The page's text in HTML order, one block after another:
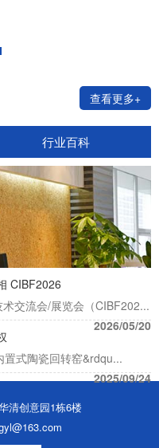
查看更多+
行业百科
CIBF2026
交流会/展览会（CIBF202...
2026/05/20
置式陶瓷回转窑&rdqu...
2025/09/24
清创意园1栋6楼